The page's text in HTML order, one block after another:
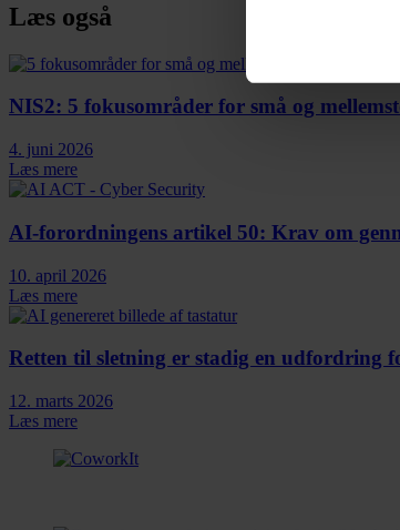
Læs også
NIS2: 5 fokusområder for små og
4. juni 2026
Læs mere
AI-forordningens artikel 50: Krav om
10. april 2026
Læs mere
Retten til sletning er stadig en udfordring
12. marts 2026
Læs mere